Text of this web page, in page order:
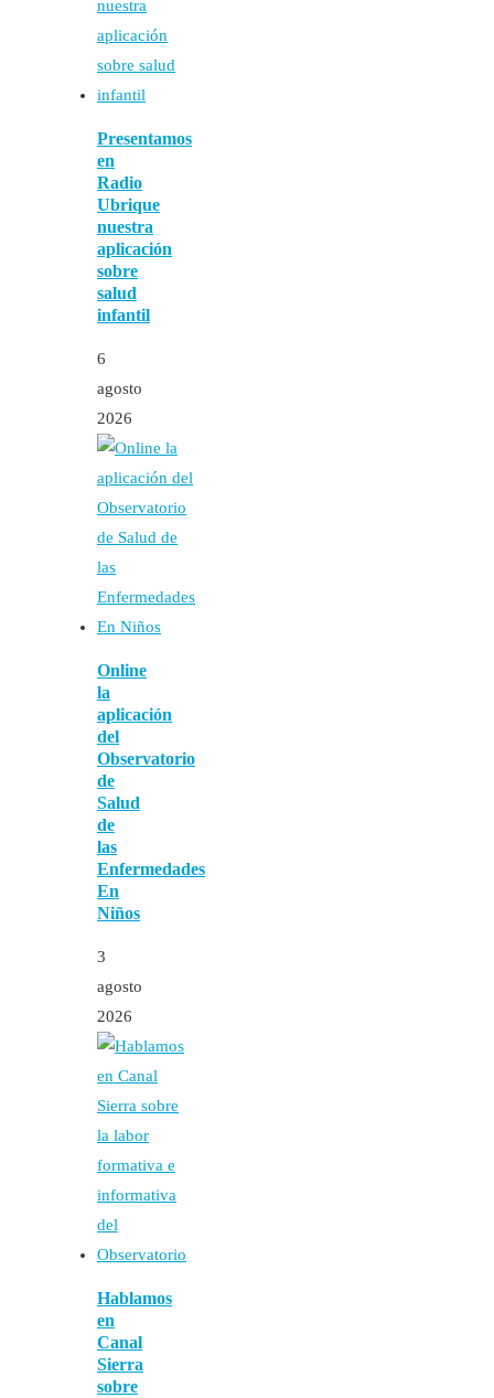
Presentamos
en
Radio
Ubrique
nuestra
aplicación
sobre
salud
infantil
6
agosto
2026
Online
la
aplicación
del
Observatorio
de
Salud
de
las
Enfermedades
En
Niños
3
agosto
2026
Hablamos
en
Canal
Sierra
sobre